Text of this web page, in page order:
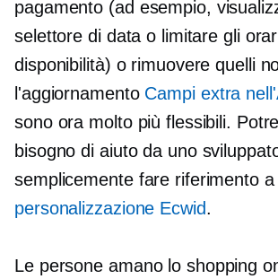
pagamento (ad esempio,
selettore di data o limitare gli
disponibilità) o rimuovere quelli
l'aggiornamento Campi extra
sono ora molto più flessibili.
bisogno di aiuto da uno
semplicemente fare riferimento a
personalizzazione Ecwid.
Le persone amano lo shopping